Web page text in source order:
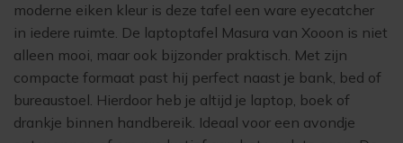
moderne eiken kleur is deze tafel een ware eyecatcher
in iedere ruimte. De laptoptafel Masura van Xooon is niet
alleen mooi, maar ook bijzonder praktisch. Met zijn
compacte formaat past hij perfect naast je bank, bed of
bureaustoel. Hierdoor heb je altijd je laptop, boek of
drankje binnen handbereik. Ideaal voor een avondje